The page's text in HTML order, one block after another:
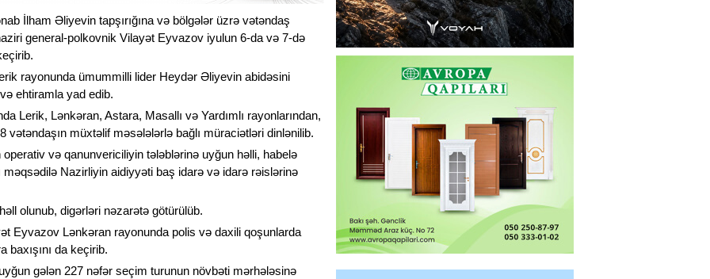
İlham Əliyevin tapşırığına və bölgələr üzrə vətəndaş
general-polkovnik Vilayət Eyvazov iyulun 6-da və 7-də
rayonunda ümummilli lider Heydər Əliyevin abidəsini
ehtiramla yad edib.
Lerik, Lənkəran, Astara, Masallı və Yardımlı rayonlarından,
vətəndaşın müxtəlif məsələlərlə bağlı müraciətləri dinlənilib.
və qanunvericiliyin tələblərinə uyğun həlli, habelə
Nazirliyin aidiyyəti baş idarə və idarə rəislərinə
olunub, digərləri nəzarətə götürülüb.
Eyvazov Lənkəran rayonunda polis və daxili qoşunlarda
da keçirib.
gələn 227 nəfər seçim turunun növbəti mərhələsinə